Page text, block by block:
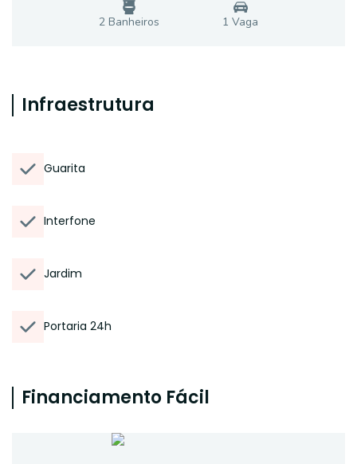
2 Banheiros 1 Vaga
Infraestrutura
Guarita
Interfone
Jardim
Portaria 24h
Financiamento Fácil